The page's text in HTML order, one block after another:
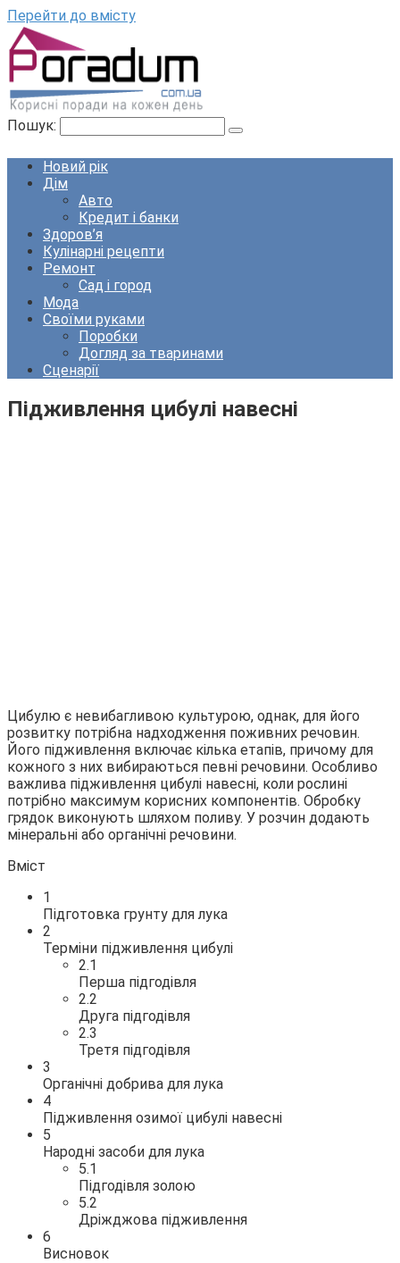
Перейти до вмісту
Пошук:
Новий рік
Дім
Авто
Кредит і банки
Здоров’я
Кулінарні рецепти
Ремонт
Сад і город
Мода
Своїми руками
Поробки
Догляд за тваринами
Сценарії
Підживлення цибулі навесні
Цибулю є невибагливою культурою, однак, для його
розвитку потрібна надходження поживних речовин.
Його підживлення включає кілька етапів, причому для
кожного з них вибираються певні речовини. Особливо
важлива підживлення цибулі навесні, коли рослині
потрібно максимум корисних компонентів. Обробку
грядок виконують шляхом поливу. У розчин додають
мінеральні або органічні речовини.
Вміст
1
Підготовка грунту для лука
2
Терміни підживлення цибулі
2.1
Перша підгодівля
2.2
Друга підгодівля
2.3
Третя підгодівля
3
Органічні добрива для лука
4
Підживлення озимої цибулі навесні
5
Народні засоби для лука
5.1
Підгодівля золою
5.2
Дріжджова підживлення
6
Висновок